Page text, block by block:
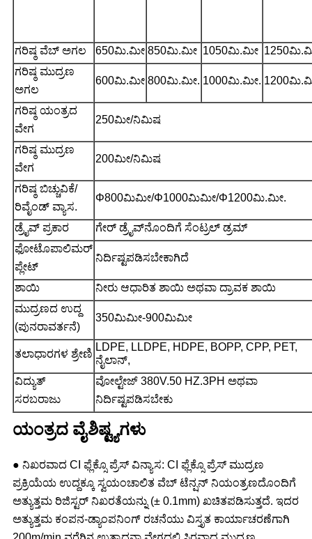
ಗರಿಷ್ಠ ವೆಬ್ ಅಗಲ
650ಮಿ.ಮೀ 850ಮಿ.ಮೀ 1050ಮಿ.ಮೀ
ಗರಿಷ್ಠ ಮುದ್ರಣ
ಅಗಲ
600ಮಿ.ಮೀ 800ಮಿ.ಮೀ. 1000ಮಿ.ಮೀ.
ಗರಿಷ್ಠ ಯಂತ್ರದ
ವೇಗ
250ಮೀ/ನಿಮಿಷ
ಗರಿಷ್ಠ ಮುದ್ರಣ
ವೇಗ
200ಮೀ/ನಿಮಿಷ
ಗರಿಷ್ಠ ಬಿಚ್ಚುವಿಕೆ/
ರಿವೈಂಡ್ ವ್ಯಾಸ.
Φ800ಮಿಮೀ/Φ1000ಮಿಮೀ/Φ1200ಮಿ.ಮೀ.
ಡ್ರೈವ್ ಪ್ರಕಾರ
ಗೇರ್ ಡ್ರೈವ್‌ನೊಂದಿಗೆ ಸೆಂಟ್ರಲ್ ಡ್ರಮ್
ಫೋಟೊಪಾಲಿಮರ್
ಪ್ಲೇಟ್
ನಿರ್ದಿಷ್ಟಪಡಿಸಬೇಕಾಗಿದೆ
ಶಾಯಿ
ನೀರು ಆಧಾರಿತ ಶಾಯಿ ಅಥವಾ ದ್ರಾವಕ ಶಾಯಿ
ಮುದ್ರಣದ ಉದ್ದ
(ಪುನರಾವರ್ತನೆ)
350ಮಿಮೀ-900ಮಿಮೀ
ತಲಾಧಾರಗಳ ಶ್ರೇಣಿ
LDPE, LLDPE, HDPE, BOPP, CPP, PET,
ನೈಲಾನ್,
ವಿದ್ಯುತ್
ಸರಬರಾಜು
ವೋಲ್ಟೇಜ್ 380V.50 HZ.3PH ಅಥವಾ
ನಿರ್ದಿಷ್ಟಪಡಿಸಬೇಕು
ಯಂತ್ರದ ವೈಶಿಷ್ಟ್ಯಗಳು
● ನಿಖರವಾದ CI ಫ್ಲೆಕ್ಸೊ ಪ್ರೆಸ್ ವಿನ್ಯಾಸ: CI ಫ್ಲೆಕ್ಸೊ ಪ್ರೆಸ್ ಮುದ್ರಣ
ಪ್ರಕ್ರಿಯೆಯ ಉದ್ದಕ್ಕೂ ಸ್ವಯಂಚಾಲಿತ ವೆಬ್ ಟೆನ್ಷನ್ ನಿಯಂತ್ರಣದೊಂದಿಗೆ
ಅತ್ಯುತ್ತಮ ರಿಜಿಸ್ಟರ್ ನಿಖರತೆಯನ್ನು (± 0.1mm) ಖಚಿತಪಡಿಸುತ್ತದೆ. ಇದರ
ಅತ್ಯುತ್ತಮ ಕಂಪನ-ಡ್ಯಾಂಪನಿಂಗ್ ರಚನೆಯು ವಿಸ್ತೃತ ಕಾರ್ಯಾಚರಣೆಗಾಗಿ